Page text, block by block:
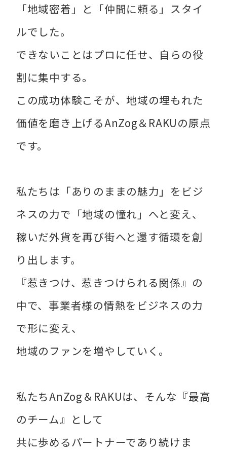
「地域密着」と「仲間に頼る」スタイ
ルでした。
できないことはプロに任せ、自らの役
割に集中する。
この成功体験こそが、地域の埋もれた
価値を磨き上げるAnZog＆RAKUの原点
です。
私たちは「ありのままの魅力」をビジ
ネスの力で「地域の憧れ」へと変え、
稼いだ外貨を再び街へと還す循環を創
り出します。
『惹きつけ、惹きつけられる関係』の
中で、事業者様の情熱をビジネスの力
で形に変え、
地域のファンを増やしていく。
私たちAnZog＆RAKUは、そんな『最高
のチーム』として
共に歩めるパートナーであり続けま